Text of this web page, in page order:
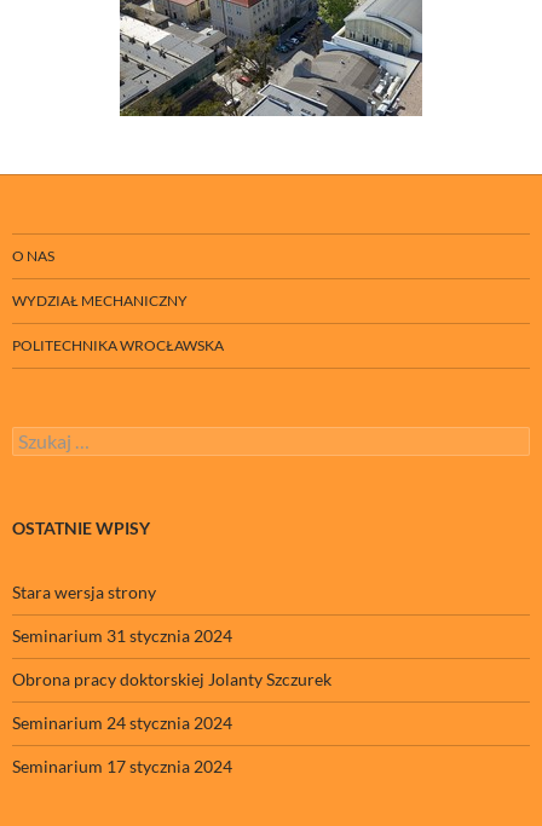
O NAS
WYDZIAŁ MECHANICZNY
POLITECHNIKA WROCŁAWSKA
Szukaj:
OSTATNIE WPISY
Stara wersja strony
Seminarium 31 stycznia 2024
Obrona pracy doktorskiej Jolanty Szczurek
Seminarium 24 stycznia 2024
Seminarium 17 stycznia 2024